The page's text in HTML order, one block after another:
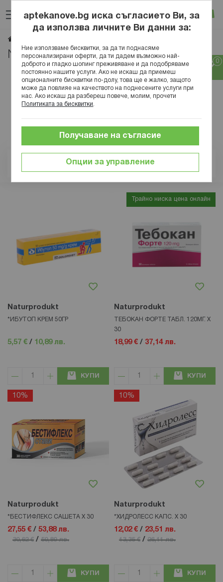
към
съдържанието
Вход
Naturprodukt | Страница 3
Позиция
Naturprodukt
*ИБУТОП КРЕМ 50ГР
5,57 € / 10,89 лв.
КУПИ
Трайно ниска цена онлайн
Naturprodukt
ТЕБОКАН ФОРТЕ ТАБЛ. 120МГ. Х
30
18,99 € / 37,14 лв.
КУПИ
10%
Naturprodukt
*БЕСТИФЛЕКС САШЕТА Х 30
27,55 € / 53,88 лв.
30,62 € / 59,89 лв.
КУПИ
10%
Naturprodukt
*ХИДРОЛЕСС КАПС. Х 30
12,02 € / 23,51 лв.
13,35 € / 26,11 лв.
КУПИ
aptekanove.bg иска съгласието Ви, за
да използва личните Ви данни за:
Ние използваме бисквитки, за да ти поднасяме
персонализирани оферти, да ти дадем възможно най-
доброто и гладко шопинг преживяване и да подобряваме
постоянно нашите услуги. Ако не искаш да приемеш
опционалните бисквитки по-долу, това ще е жалко, защото
може да повлияе на качеството на поднесените услуги при
нас. Ако искаш да разбереш повече, молим, прочети
Политиката за бисквитки
Опции за управление
Получаване на съгласие